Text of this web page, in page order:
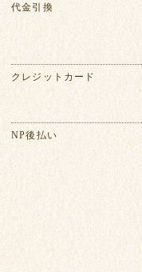
代金引換
クレジットカード
NP後払い